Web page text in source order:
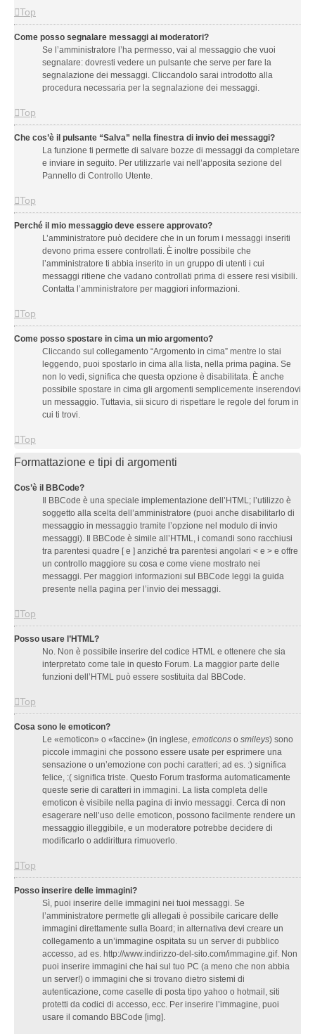
Top
Come posso segnalare messaggi ai moderatori?
Se l’amministratore l’ha permesso, vai al messaggio che vuoi
segnalare: dovresti vedere un pulsante che serve per fare la
segnalazione dei messaggi. Cliccandolo sarai introdotto alla
procedura necessaria per la segnalazione dei messaggi.
Top
Che cos’è il pulsante “Salva” nella finestra di invio dei messaggi?
La funzione ti permette di salvare bozze di messaggi da completare
e inviare in seguito. Per utilizzarle vai nell’apposita sezione del
Pannello di Controllo Utente.
Top
Perché il mio messaggio deve essere approvato?
L’amministratore può decidere che in un forum i messaggi inseriti
devono prima essere controllati. È inoltre possibile che
l’amministratore ti abbia inserito in un gruppo di utenti i cui
messaggi ritiene che vadano controllati prima di essere resi visibili.
Contatta l’amministratore per maggiori informazioni.
Top
Come posso spostare in cima un mio argomento?
Cliccando sul collegamento “Argomento in cima” mentre lo stai
leggendo, puoi spostarlo in cima alla lista, nella prima pagina. Se
non lo vedi, significa che questa opzione è disabilitata. È anche
possibile spostare in cima gli argomenti semplicemente inserendovi
un messaggio. Tuttavia, sii sicuro di rispettare le regole del forum in
cui ti trovi.
Top
Formattazione e tipi di argomenti
Cos’è il BBCode?
Il BBCode è una speciale implementazione dell’HTML; l’utilizzo è
soggetto alla scelta dell’amministratore (puoi anche disabilitarlo di
messaggio in messaggio tramite l’opzione nel modulo di invio
messaggi). Il BBCode è simile all’HTML, i comandi sono racchiusi
tra parentesi quadre [ e ] anziché tra parentesi angolari < e > e offre
un controllo maggiore su cosa e come viene mostrato nei
messaggi. Per maggiori informazioni sul BBCode leggi la guida
presente nella pagina per l’invio dei messaggi.
Top
Posso usare l’HTML?
No. Non è possibile inserire del codice HTML e ottenere che sia
interpretato come tale in questo Forum. La maggior parte delle
funzioni dell’HTML può essere sostituita dal BBCode.
Top
Cosa sono le emoticon?
Le «emoticon» o «faccine» (in inglese, emoticons o smileys) sono
piccole immagini che possono essere usate per esprimere una
sensazione o un’emozione con pochi caratteri; ad es. :) significa
felice, :( significa triste. Questo Forum trasforma automaticamente
queste serie di caratteri in immagini. La lista completa delle
emoticon è visibile nella pagina di invio messaggi. Cerca di non
esagerare nell’uso delle emoticon, possono facilmente rendere un
messaggio illeggibile, e un moderatore potrebbe decidere di
modificarlo o addirittura rimuoverlo.
Top
Posso inserire delle immagini?
Sì, puoi inserire delle immagini nei tuoi messaggi. Se
l’amministratore permette gli allegati è possibile caricare delle
immagini direttamente sulla Board; in alternativa devi creare un
collegamento a un’immagine ospitata su un server di pubblico
accesso, ad es. http://www.indirizzo-del-sito.com/immagine.gif. Non
puoi inserire immagini che hai sul tuo PC (a meno che non abbia
un server!) o immagini che si trovano dietro sistemi di
autenticazione, come caselle di posta tipo yahoo o hotmail, siti
protetti da codici di accesso, ecc. Per inserire l’immagine, puoi
usare il comando BBCode [img].